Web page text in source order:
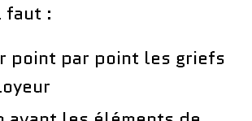
faut :
point par point les griefs